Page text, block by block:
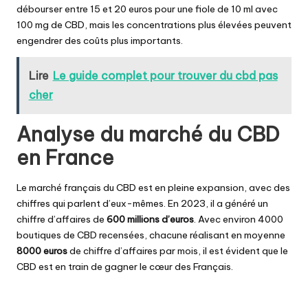
débourser entre 15 et 20 euros pour une fiole de 10 ml avec
100 mg de CBD, mais les concentrations plus élevées peuvent
engendrer des coûts plus importants.
Lire Le guide complet pour trouver du cbd pas
cher
Analyse du marché du CBD
en France
Le marché français du CBD est en pleine expansion, avec des
chiffres qui parlent d’eux-mêmes. En 2023, il a généré un
chiffre d’affaires de 600 millions d’euros. Avec environ 4000
boutiques de CBD recensées, chacune réalisant en moyenne
8000 eurosde chiffre d’affaires par mois, il est évident que le
CBD est en train de gagner le cœur des Français.